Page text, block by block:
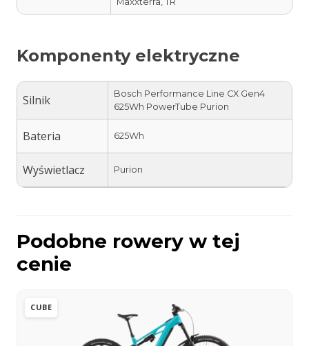
Komponenty elektryczne
Silnik
Bosch Performance Line CX Gen4
625Wh PowerTube Purion
Bateria 625Wh
Wyświetlacz Purion
Podobne rowery w tej
cenie
CUBE